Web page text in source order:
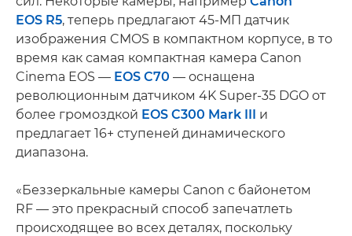
EOS R5, теперь предлагают 45-МП датчик
изображения CMOS в компактном корпусе, в то
время как самая компактная камера Canon
Cinema EOS — EOS C70 — оснащена
революционным датчиком 4K Super-35 DGO от
более громоздкой EOS C300 Mark III и
предлагает 16+ ступеней динамического
диапазона.
«Беззеркальные камеры Canon с байонетом
RF — это прекрасный способ запечатлеть
происходящее во всех деталях, поскольку